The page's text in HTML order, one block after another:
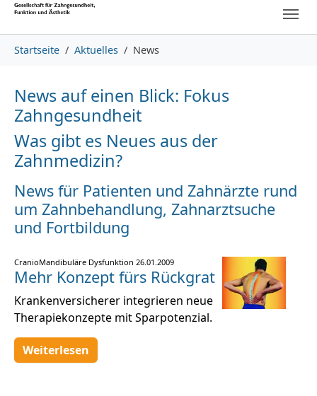
Skip to main content
Skip to page footer
Startseite Aktuelles News
News auf einen Blick: Fokus
Zahngesundheit
Was gibt es Neues aus der
Zahnmedizin?
News für Patienten und Zahnärzte rund
um Zahnbehandlung, Zahnarztsuche
und Fortbildung
CranioMandibuläre Dysfunktion 26.01.2009
Mehr Konzept fürs Rückgrat
Krankenversicherer integrieren neue
Therapiekonzepte mit Sparpotenzial.
Weiterlesen